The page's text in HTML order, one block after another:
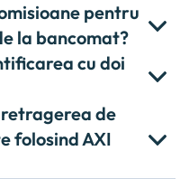
pentru
la bancomat?
cu doi
de
folosind AXI